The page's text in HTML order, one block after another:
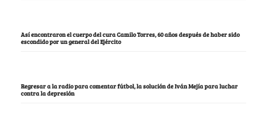
Así encontraron el cuerpo del cura Camilo Torres, 60 años después de haber sido
escondido por un general del Ejército
Regresar a la radio para comentar fútbol, la solución de Iván Mejía para luchar
contra la depresión